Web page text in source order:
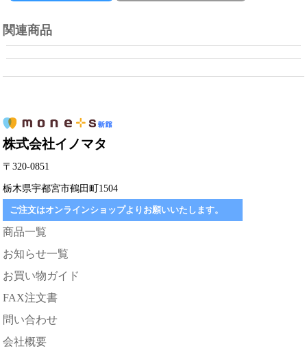
関連商品
株式会社イノマタ
〒320-0851
栃木県宇都宮市鶴田町1504
ご注文はオンラインショップよりお願いいたします。
商品一覧
お知らせ一覧
お買い物ガイド
FAX注文書
問い合わせ
会社概要